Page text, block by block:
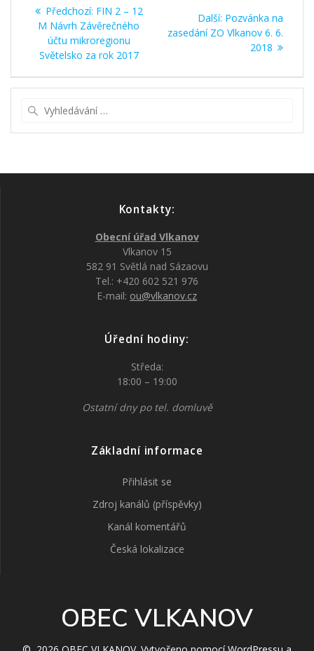
pro
příspěvek
Předchozí: Předchozí
příspěvek:
FIN 2 – 12
M Návrh Závěrečného
účtu mikroregionu
Světelsko za rok 2017
Další: Další
příspěvek:
Pozvánka na
zasedání ZO Vlkanov 6. 6.
2018
Kontakty:
Obecní úřad Vlkanov
Vlkanov 15
582 91 Světlá nad Sázaovu
Tel.: +420 602 521 976
E-mail: ou@vlkanov.cz
Úřední hodiny:
Středa:
18:00 – 19:00
Ostatní dny po tel. domluvě
Základní informace
Přihlásit se
Zdroj kanálů (příspěvky)
Kanál komentářů
Česká lokalizace
OBEC VLKANOV